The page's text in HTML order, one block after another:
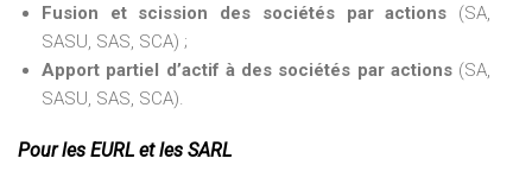
Fusion et scission des sociétés par actions (SA,
SASU, SAS, SCA) ;
Apport partiel d’actif à des sociétés par actions(SA,
SASU, SAS, SCA).
Pour les EURL et les SARL